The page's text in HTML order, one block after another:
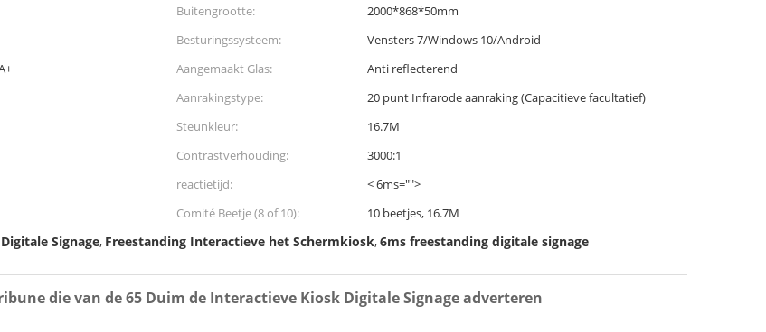
Buitengrootte:
2000*868*50mm
Besturingssysteem:
Vensters 7/Windows 10/Android
Aangemaakt Glas:
Anti reflecterend
Aanrakingstype:
20 punt Infrarode aanraking (Capacitieve facultatief)
Steunkleur:
16.7M
Contrastverhouding:
3000:1
reactietijd:
< 6ms="">
Comité Beetje (8 of 10):
10 beetjes, 16.7M
Signage, Freestanding Interactieve het Schermkiosk,6ms freestanding digitale signage
die van de 65 Duim de Interactieve Kiosk Digitale Signage adverteren